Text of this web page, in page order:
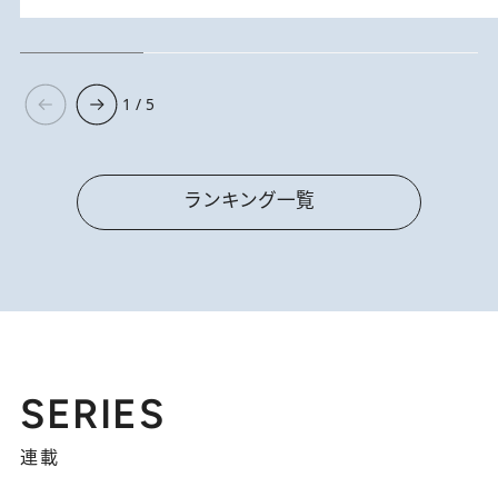
1 / 5
ランキング一覧
SERIES
連載